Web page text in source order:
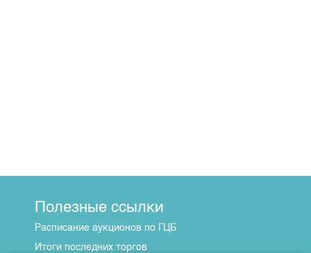
Полезные ссылки
Расписание аукционов по ГЦБ
Итоги последних торгов